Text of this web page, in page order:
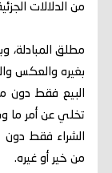
من الدلالات
مطلق
بغيره والعكس
البيع فقط دون
تخلي عن أمر ما
الشراء فقط
من خير أو غيره.